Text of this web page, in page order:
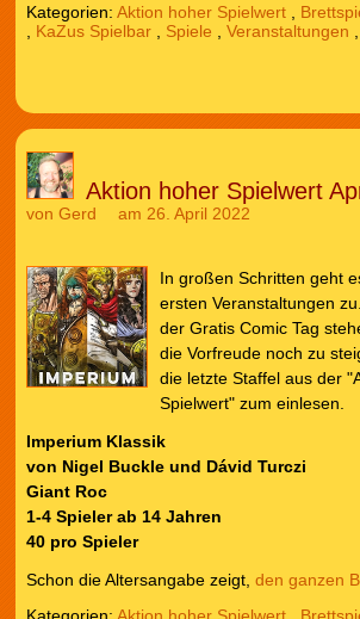
Kategorien: Aktion hoher Spielwert,
KaZus Spielbar, Spiele Veranstaltungen
Aktion hoher Spielwert
von Gerd am 26. April 2022
In großen Schritten geht
ersten Veranstaltungen
der Gratis Comic Tag
die Vorfreude noch zu
die letzte Staffel aus der
Spielwert" zum einlesen.
Imperium Klassik
von Nigel Buckle und Dávid Turczi
Giant Roc
1-4 Spieler ab 14 Jahren
40 pro Spieler
Schon die Altersangabe zeigt, den ganzen